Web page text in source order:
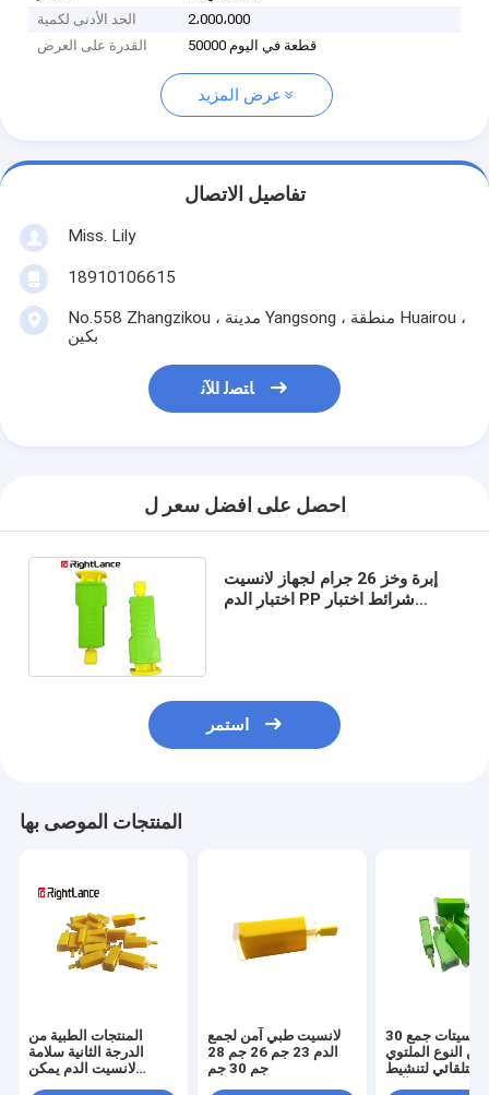
الحد الأدنى لكمية
2،000،000
القدرة على العرض
50000 قطعة في اليوم
عرض المزيد
تفاصيل الاتصال
Miss. Lily
18910106615
No.558 Zhangzikou ، مدينة Yangsong ، منطقة Huairou ،
بكين
ﺎﺘﺼﻟ ﺍﻶﻧ
احصل على افضل سعر ل
إبرة وخز 26 جرام لجهاز لانسيت
اختبار الدم PP شرائط اختبار
استمر
المنتجات الموصى بها
المنتجات الطبية من
الدرجة الثانية سلامة
لانسيت الدم يمكن
لانسيت طبي آمن لجمع
الدم 23 جم 26 جم 28
جم 30 جم
30 جرام لانسيتات جمع
من النوع الملتوي
التلقائي لتنشيط